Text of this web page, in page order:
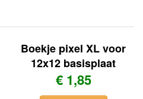
Boekje pixel XL voor
12x12 basisplaat
€ 1,85